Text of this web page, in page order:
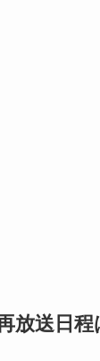
放送日程